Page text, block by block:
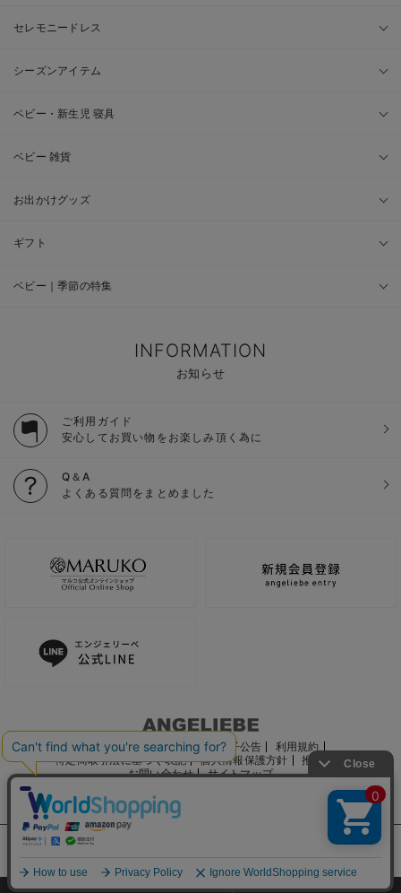
セレモニードレス
シーズンアイテム
ベビー・新生児 寝具
ベビー 雑貨
お出かけグッズ
ギフト
ベビー｜季節の特集
INFORMATION
お知らせ
ご利用ガイド
安心してお買い物をお楽しみ頂く為に
Q＆A
よくある質問をまとめました
ご利用ガイド 会社概要 電子公告
利用規約
特定商取引法に基づく表記
個人情報保護方針
推奨環境
お問い合わせ
サイトマップ
サイト内の文章、画像などの著作物はマルコ株式会社に属します。
©2022 MARUKO CO., LTD.